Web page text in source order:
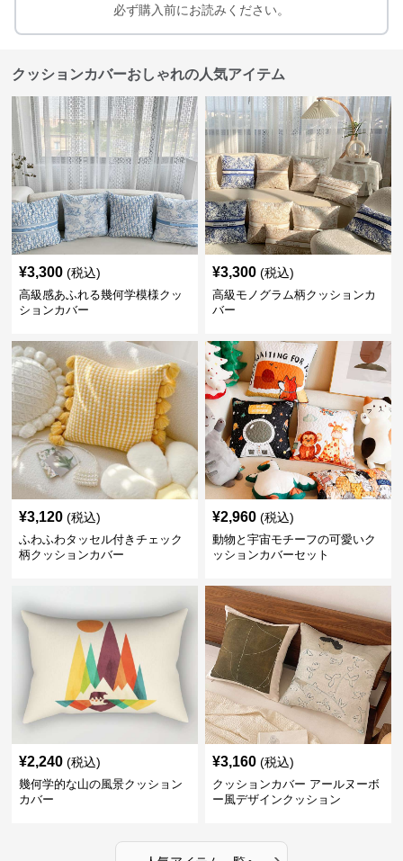
必ず購入前にお読みください。
クッションカバーおしゃれの人気アイテム
¥3,300 (税込)
高級感あふれる幾何学模様クッ
ションカバー
¥3,300 (税込)
高級モノグラム柄クッションカ
バー
¥3,120 (税込)
ふわふわタッセル付きチェック
柄クッションカバー
¥2,960 (税込)
動物と宇宙モチーフの可愛いク
ッションカバーセット
¥2,240 (税込)
幾何学的な山の風景クッション
カバー
¥3,160 (税込)
クッションカバー アールヌーボ
ー風デザインクッション